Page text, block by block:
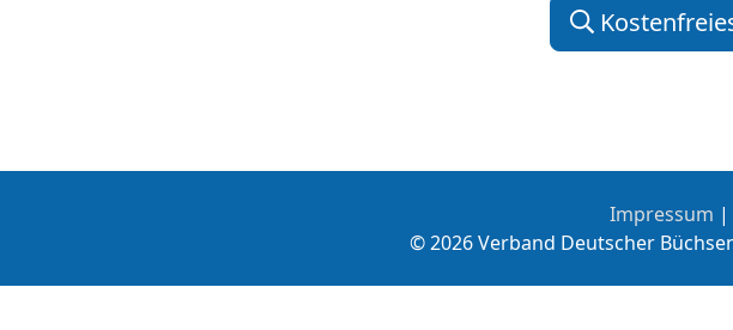
Impressum |
© 2026 Verband Deutscher